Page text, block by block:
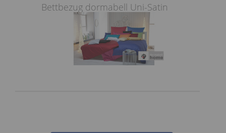
Bettbezug dormabell Uni-Satin